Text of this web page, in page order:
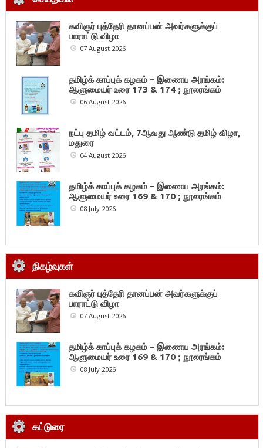
கவிஞர் புத்தேரி தானப்பன் அவர்களுக்குப்
பாராட்டு விழா
07 August 2026
தமிழ்க் காப்புக் கழகம் – இணைய அரங்கம்:
ஆளுமையர் உரை 173 & 174 ; நூலரங்கம்
06 August 2026
நட்பு தமிழ் வட்டம், 7ஆவது ஆண்டு தமிழ் விழா,
மதுரை
04 August 2026
தமிழ்க் காப்புக் கழகம் – இணைய அரங்கம்:
ஆளுமையர் உரை 169 & 170 ; நூலரங்கம்
08 July 2026
நிகழ்வுகள்
கவிஞர் புத்தேரி தானப்பன் அவர்களுக்குப்
பாராட்டு விழா
07 August 2026
தமிழ்க் காப்புக் கழகம் – இணைய அரங்கம்:
ஆளுமையர் உரை 169 & 170 ; நூலரங்கம்
08 July 2026
கட்டுரை